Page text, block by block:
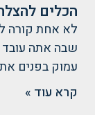
הכלים
לא אחת קורה
שבה אתה
עמוק בפנים
קרא עוד »